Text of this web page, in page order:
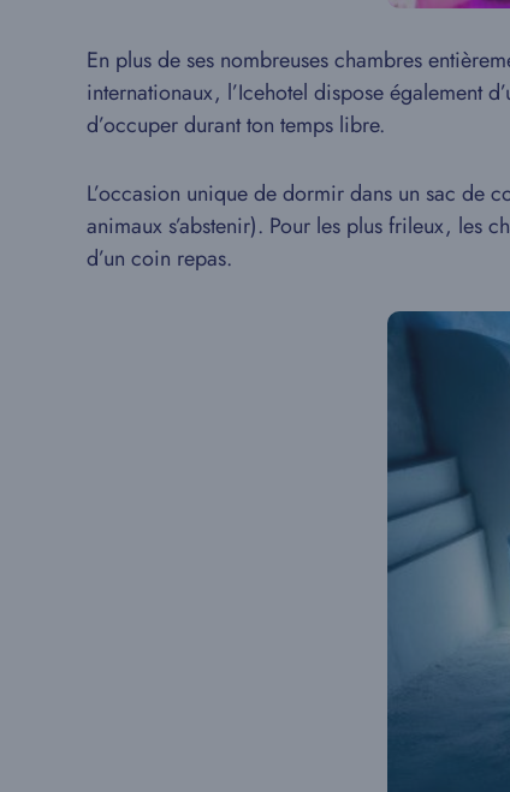
En plus de ses nombreuses chambres
internationaux, l’Icehotel dispose également
d’occuper durant ton temps libre.
L’occasion unique de dormir dans un sac de
animaux s’abstenir). Pour les plus frileux, les
d’un coin repas.